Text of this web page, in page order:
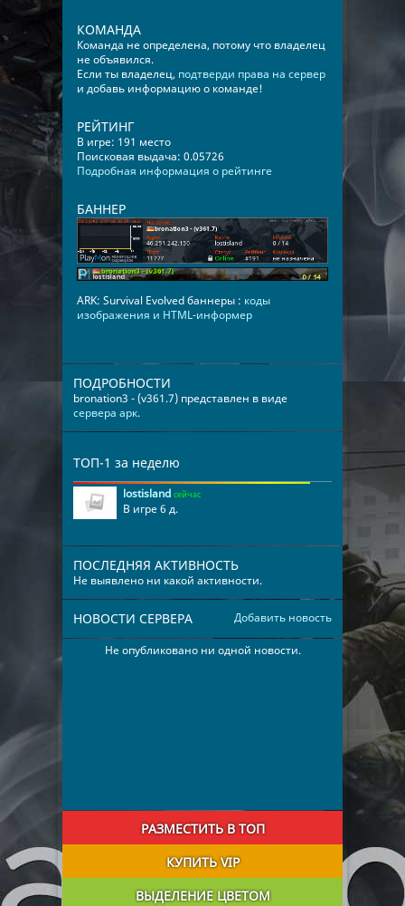
КОМАНДА
Команда не определена, потому что владелец
не объявился.
Если ты владелец, подтверди права на сервер
и добавь информацию о команде!
РЕЙТИНГ
В игре: 191 место
Поисковая выдача: 0.05726
Подробная информация о рейтинге
БАННЕР
ARK: Survival Evolved баннеры : коды
изображения и HTML-информер
ПОДРОБНОСТИ
bronation3 - (v361.7) представлен в виде
сервера арк.
ТОП-1 за неделю
lostisland сейчас
В игре 6 д.
ПОСЛЕДНЯЯ АКТИВНОСТЬ
Не выявлено ни какой активности.
Добавить новость
НОВОСТИ СЕРВЕРА
Не опубликовано ни одной новости.
РАЗМЕСТИТЬ В ТОП
КУПИТЬ VIP
ВЫДЕЛЕНИЕ ЦВЕТОМ